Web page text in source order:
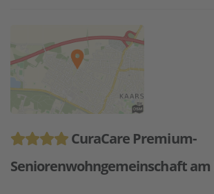
CuraCare Premium-
Seniorenwohngemeinschaft